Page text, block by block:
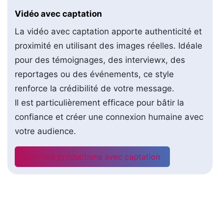
Vidéo avec captation
La vidéo avec captation apporte authenticité et
proximité en utilisant des images réelles. Idéale
pour des témoignages, des interviewx, des
reportages ou des événements, ce style
renforce la crédibilité de votre message.
Il est particulièrement efficace pour bâtir la
confiance et créer une connexion humaine avec
votre audience.
Voir nos productions avec captation